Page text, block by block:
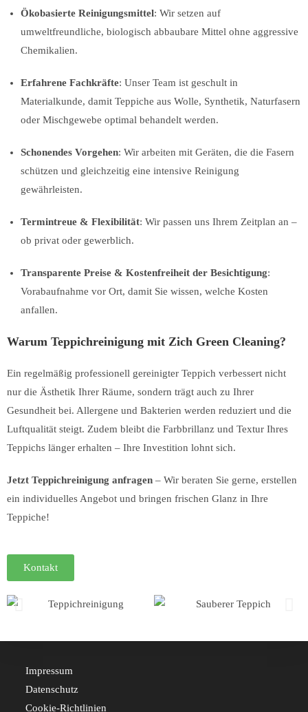
Ökobasierte Reinigungsmittel: Wir setzen auf
umweltfreundliche, biologisch abbaubare Mittel ohne aggressive
Chemikalien.
Erfahrene Fachkräfte: Unser Team ist geschult in
Materialkunde, damit Teppiche aus Wolle, Synthetik, Naturfasern
oder Mischgewebe optimal behandelt werden.
Schonendes Vorgehen: Wir arbeiten mit Geräten, die die Fasern
schützen und gleichzeitig eine intensive Reinigung
gewährleisten.
Termintreue & Flexibilität: Wir passen uns Ihrem Zeitplan an –
ob privat oder gewerblich.
Transparente Preise & Kostenfreiheit der Besichtigung:
Vorab­aufnahme vor Ort, damit Sie wissen, welche Kosten
anfallen.
Warum Teppichreinigung mit Zich Green Cleaning?
Ein regelmäßig professionell gereinigter Teppich verbessert nicht
nur die Ästhetik Ihrer Räume, sondern trägt auch zu Ihrer
Gesundheit bei. Allergene und Bakterien werden reduziert und die
Luftqualität steigt. Zudem bleibt die Farbbrillanz und Textur Ihres
Teppichs länger erhalten – Ihre Investition lohnt sich.
Jetzt Teppichreinigung anfragen – Wir beraten Sie gerne, erstellen
ein individuelles Angebot und bringen frischen Glanz in Ihre
Teppiche!
Kontakt
Impressum
Datenschutz
Cookie-Richtlinien